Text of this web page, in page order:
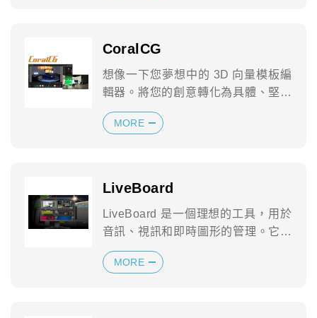
CoralCG
想像一下您夢想中的 3D 向量模板編
輯器。將您的創意轉化為具體、堅固
的即時廣播圖形。
MORE
LiveBoard
LiveBoard 是一個理想的工具，用於
音訊、視訊和即時圖形的管理。它不
僅僅是簡單的圖形模板播放...
MORE